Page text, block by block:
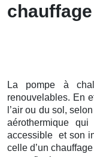
La pompe à
renouvelables. En
l’air ou du sol,
aérothermique
accessible et son
celle d’un